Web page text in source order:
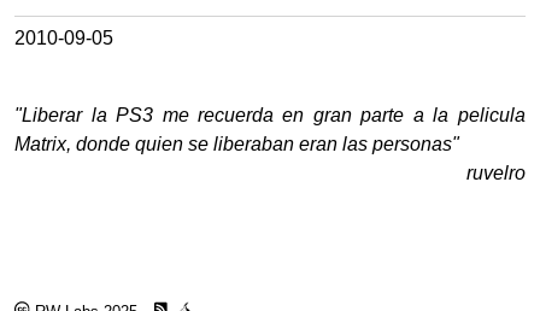
2010-09-05
"Liberar la PS3 me recuerda en gran parte a la pelicula
Matrix, donde quien se liberaban eran las personas"
ruvelro